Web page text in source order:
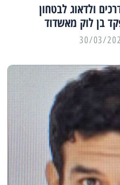
ולדאוג לבטחון
בן לוק מאשדוד